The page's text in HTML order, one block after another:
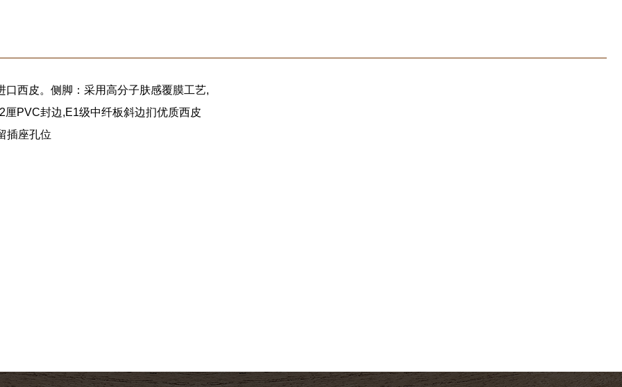
西皮。侧脚：采用高分子肤感覆膜工艺,
PVC封边,E1级中纤板斜边扪优质西皮
插座孔位